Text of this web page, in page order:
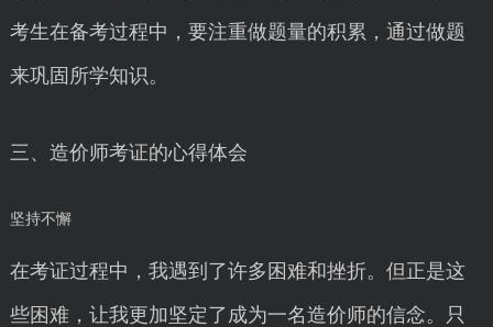
考生在备考过程中，要注重做题量的积累，通过做题
来巩固所学知识。
三、造价师考证的心得体会
坚持不懈
在考证过程中，我遇到了许多困难和挫折。但正是这
些困难，让我更加坚定了成为一名造价师的信念。只